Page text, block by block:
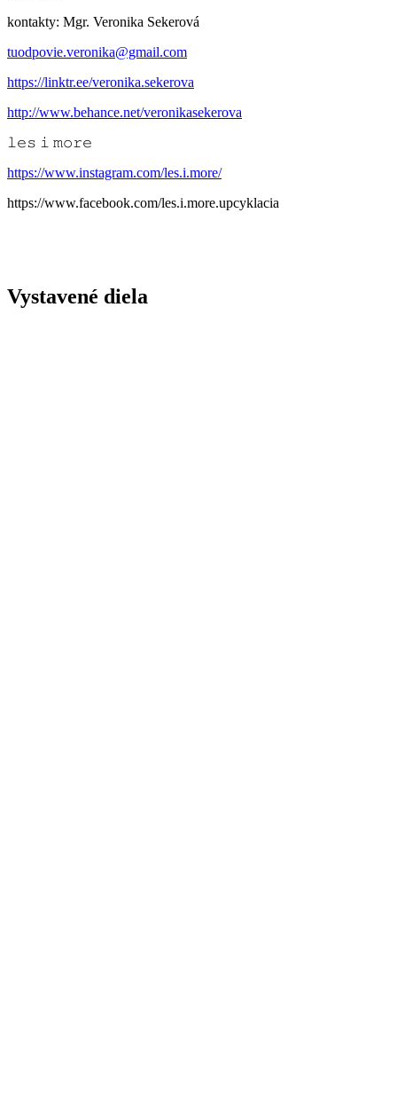
kontakty: Mgr. Veronika Sekerová
tuodpovie.veronika@gmail.com
https://linktr.ee/veronika.sekerova
http://www.behance.net/veronikasekerova
𝚕𝚎𝚜 𝚒 𝚖𝚘𝚛𝚎
https://www.instagram.com/les.i.more/
https://www.facebook.com/les.i.more.upcyklacia
Vystavené diela